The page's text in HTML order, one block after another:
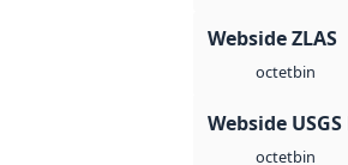
Webside ZLAS
octetbin
Webside USGS
octetbin